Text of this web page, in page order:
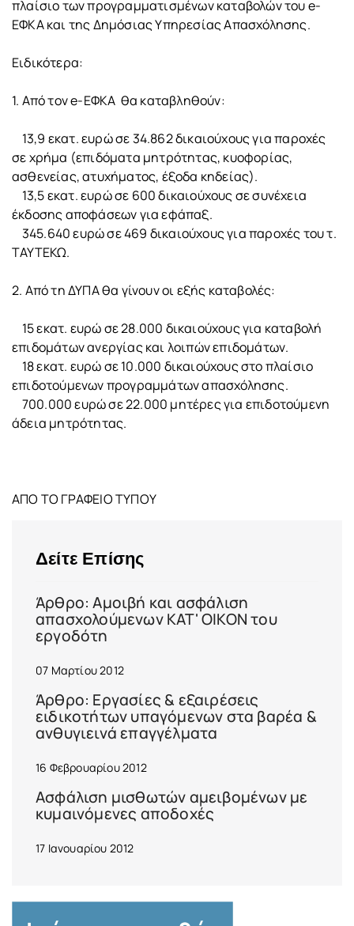
πλαίσιο των προγραμματισμένων καταβολών του e-
ΕΦΚΑ και της Δημόσιας Υπηρεσίας Απασχόλησης.
Ειδικότερα:
1. Από τον e-ΕΦΚΑ θα καταβληθούν:
13,9 εκατ. ευρώ σε 34.862 δικαιούχους για παροχές
σε χρήμα (επιδόματα μητρότητας, κυοφορίας,
ασθενείας, ατυχήματος, έξοδα κηδείας).
13,5 εκατ. ευρώ σε 600 δικαιούχους σε συνέχεια
έκδοσης αποφάσεων για εφάπαξ.
345.640 ευρώ σε 469 δικαιούχους για παροχές του τ.
ΤΑΥΤΕΚΩ.
2. Από τη ΔΥΠΑ θα γίνουν οι εξής καταβολές:
15 εκατ. ευρώ σε 28.000 δικαιούχους για καταβολή
επιδομάτων ανεργίας και λοιπών επιδομάτων.
18 εκατ. ευρώ σε 10.000 δικαιούχους στο πλαίσιο
επιδοτούμενων προγραμμάτων απασχόλησης.
700.000 ευρώ σε 22.000 μητέρες για επιδοτούμενη
άδεια μητρότητας.
ΑΠΟ ΤΟ ΓΡΑΦΕΙΟ ΤΥΠΟΥ
Δείτε Επίσης
Άρθρο: Αμοιβή και ασφάλιση
απασχολούμενων ΚΑΤ' ΟΙΚΟΝ του
εργοδότη
07 Μαρτίου 2012
Άρθρο: Εργασίες & εξαιρέσεις
ειδικοτήτων υπαγόμενων στα βαρέα &
ανθυγιεινά επαγγέλματα
16 Φεβρουαρίου 2012
Ασφάλιση μισθωτών αμειβομένων με
κυμαινόμενες αποδοχές
17 Ιανουαρίου 2012